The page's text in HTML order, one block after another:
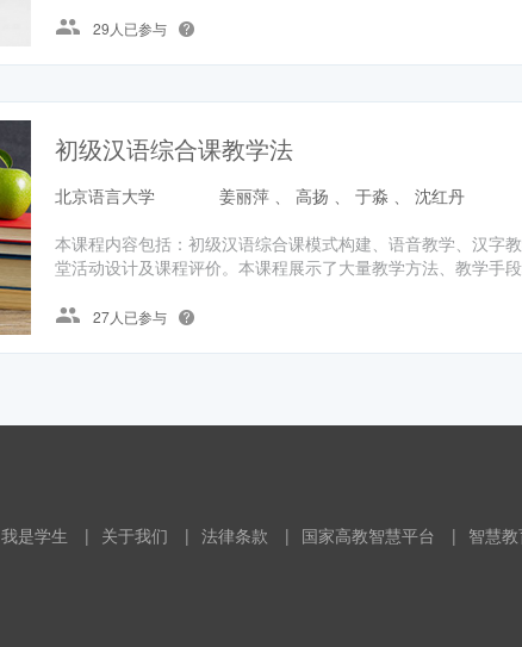
29人已参与
初级汉语综合课教学法
北京语言大学
姜丽萍 、 高扬 、 于淼 、 沈红丹
本课程内容包括：初级汉语综合课模式构建、语音教学、汉字
堂活动设计及课程评价。本课程展示了大量教学方法、教学手
27人已参与
我是学生 | 关于我们 | 法律条款 | 国家高教智慧平台 | 智慧